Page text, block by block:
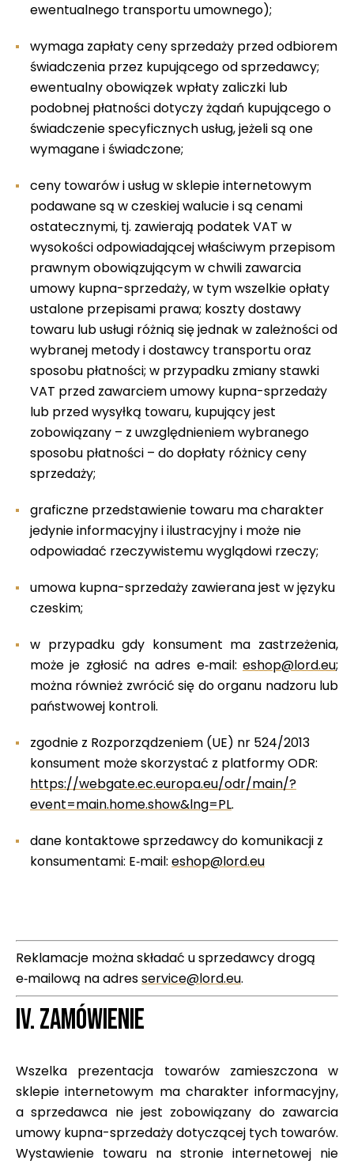
ewentualnego transportu umownego);
wymaga zapłaty ceny sprzedaży przed odbiorem
świadczenia przez kupującego od sprzedawcy;
ewentualny obowiązek wpłaty zaliczki lub
podobnej płatności dotyczy żądań kupującego o
świadczenie specyficznych usług, jeżeli są one
wymagane i świadczone;
ceny towarów i usług w sklepie internetowym
podawane są w czeskiej walucie i są cenami
ostatecznymi, tj. zawierają podatek VAT w
wysokości odpowiadającej właściwym przepisom
prawnym obowiązującym w chwili zawarcia
umowy kupna-sprzedaży, w tym wszelkie opłaty
ustalone przepisami prawa; koszty dostawy
towaru lub usługi różnią się jednak w zależności od
wybranej metody i dostawcy transportu oraz
sposobu płatności; w przypadku zmiany stawki
VAT przed zawarciem umowy kupna-sprzedaży
lub przed wysyłką towaru, kupujący jest
zobowiązany – z uwzględnieniem wybranego
sposobu płatności – do dopłaty różnicy ceny
sprzedaży;
graficzne przedstawienie towaru ma charakter
jedynie informacyjny i ilustracyjny i może nie
odpowiadać rzeczywistemu wyglądowi rzeczy;
umowa kupna-sprzedaży zawierana jest w języku
czeskim;
w przypadku gdy konsument ma zastrzeżenia,
może je zgłosić na adres e‑mail: eshop@lord.eu;
można również zwrócić się do organu nadzoru lub
państwowej kontroli.
zgodnie z Rozporządzeniem (UE) nr 524/2013
konsument może skorzystać z platformy ODR:
https://webgate.ec.europa.eu/odr/main/?
event=main.home.show&lng=PL.
dane kontaktowe sprzedawcy do komunikacji z
konsumentami: E‑mail: eshop@lord.eu
Reklamacje można składać u sprzedawcy drogą
e‑mailową na adresservice@lord.eu.
IV. ZAMÓWIENIE
Wszelka prezentacja towarów zamieszczona w
sklepie internetowym ma charakter informacyjny,
a sprzedawca nie jest zobowiązany do zawarcia
umowy kupna-sprzedaży dotyczącej tych towarów.
Wystawienie towaru na stronie internetowej nie